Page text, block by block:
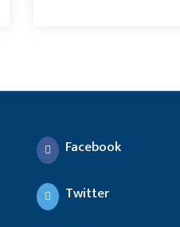
Facebook
Twitter